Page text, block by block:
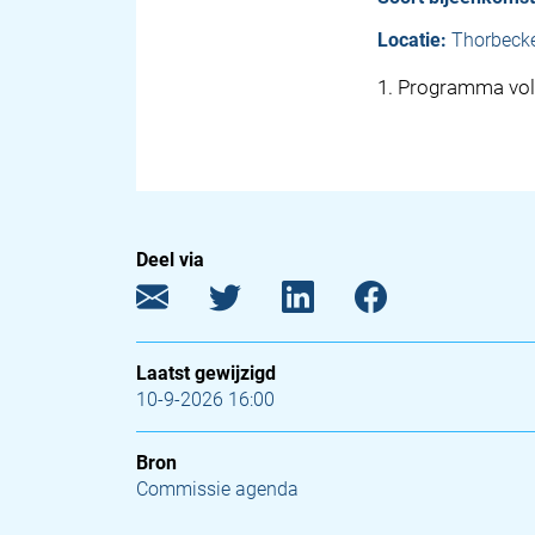
Locatie:
1 . Programma
Deel via
Laatst gewijzigd
10-9-2026 16:00
Bron
Commissie agenda